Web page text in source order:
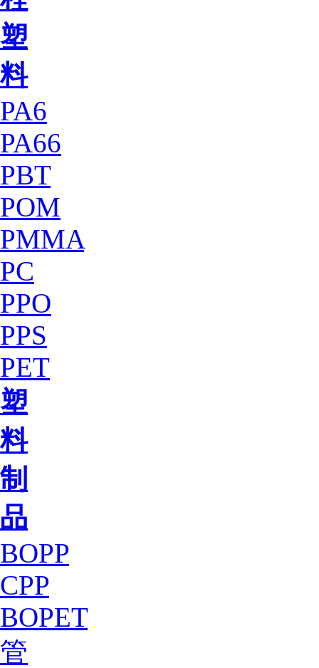
塑
料
PA6
PA66
PBT
POM
PMMA
PC
PPO
PPS
PET
塑
料
制
品
BOPP
CPP
BOPET
管